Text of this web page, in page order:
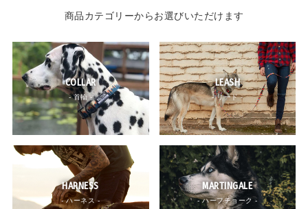
商品カテゴリーからお選びいただけます
COLLAR
- 首輪 -
LEASH
- リード -
HARNESS
- ハーネス -
MARTINGALE
- ハーフチョーク -